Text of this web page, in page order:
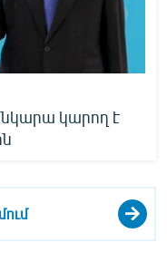
կարող է